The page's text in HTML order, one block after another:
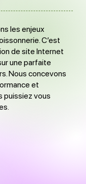
les enjeux
C’est
de site Internet
une parfaite
Nous concevons
et
puissiez vous